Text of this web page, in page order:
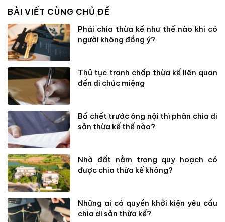
BÀI VIẾT CÙNG CHỦ ĐỀ
Phải chia thừa kế như thế nào khi có
người không đồng ý?
Thủ tục tranh chấp thừa kế liên quan
đến di chúc miệng
Bố chết trước ông nội thì phân chia di
sản thừa kế thế nào?
Nhà đất nằm trong quy hoạch có
được chia thừa kế không?
Những ai có quyền khởi kiện yêu cầu
chia di sản thừa kế?